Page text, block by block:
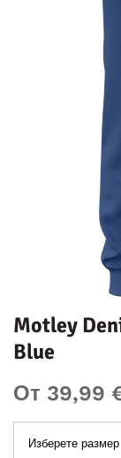
Motley
Blue
От 39,99